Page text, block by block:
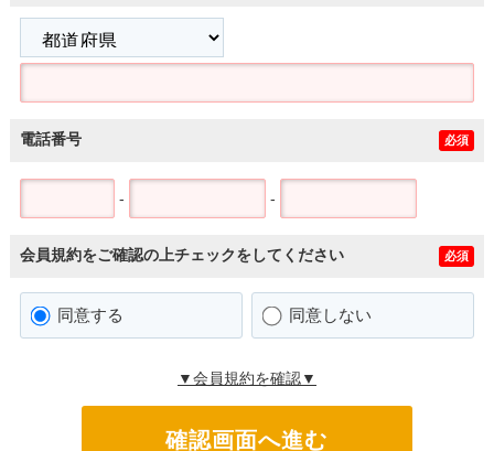
電話番号 必須
- -
会員規約をご確認の上チェックをしてください 必須
同意する 同意しない
▼会員規約を確認▼